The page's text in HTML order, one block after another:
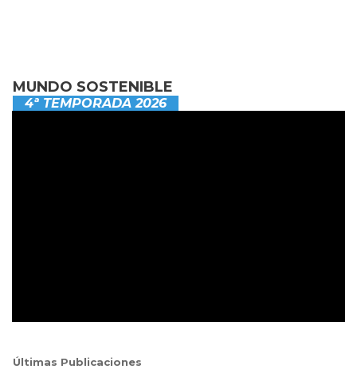
MUNDO SOSTENIBLE
4ª TEMPORADA 2026
Últimas Publicaciones